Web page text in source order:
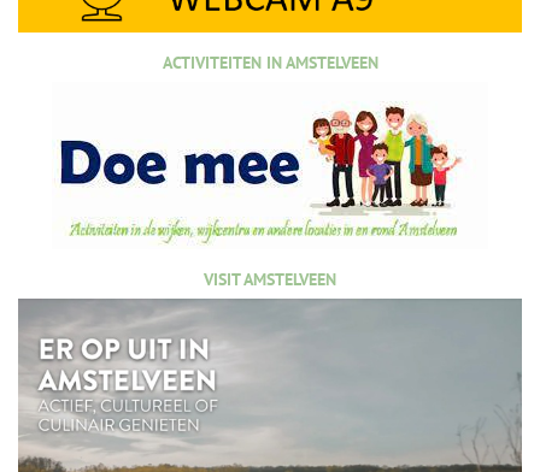
ACTIVITEITEN IN AMSTELVEEN
VISIT AMSTELVEEN